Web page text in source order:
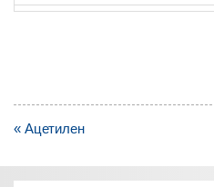
Навигация
записям
« Ацетилен